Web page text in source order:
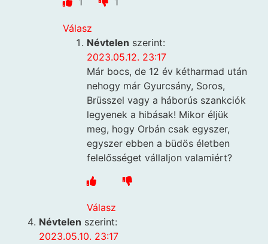
Válasz
Névtelen szerint:
2023.05.12. 23:17
Már bocs, de 12 év kétharmad után
nehogy már Gyurcsány, Soros,
Brüsszel vagy a háborús szankciók
legyenek a hibásak! Mikor éljük
meg, hogy Orbán csak egyszer,
egyszer ebben a büdös életben
felelősséget vállaljon valamiért?
Válasz
Névtelen szerint:
2023.05.10. 23:17